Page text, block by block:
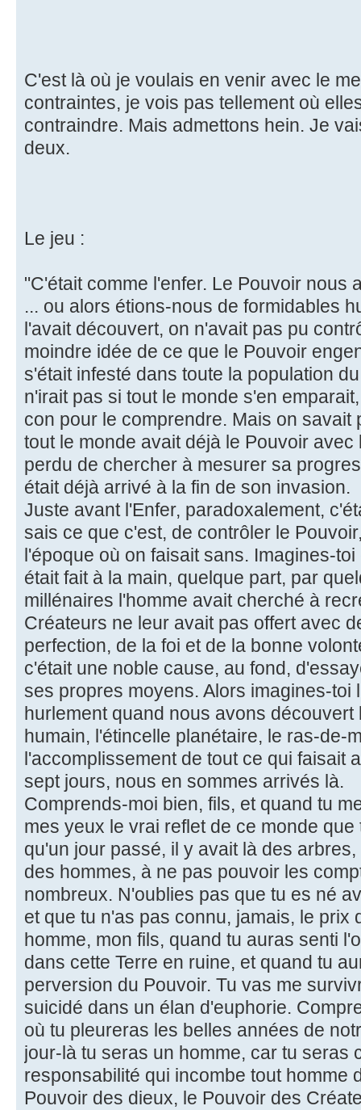
C'est là où je voulais en venir avec le
contraintes, je vois pas tellement où
contraindre. Mais admettons hein. Je
deux.
Le jeu :
"C'était comme l'enfer. Le Pouvoir nous
... ou alors étions-nous de formidables
l'avait découvert, on n'avait pas pu
moindre idée de ce que le Pouvoir
s'était infesté dans toute la population
n'irait pas si tout le monde s'en
con pour le comprendre. Mais on savait
tout le monde avait déjà le Pouvoir avec
perdu de chercher à mesurer sa
était déjà arrivé à la fin de son invasion.
Juste avant l'Enfer, paradoxalement,
sais ce que c'est, de contrôler le
l'époque où on faisait sans. Imagines-
était fait à la main, quelque part, par
millénaires l'homme avait cherché à
Créateurs ne leur avait pas offert avec
perfection, de la foi et de la bonne
c'était une noble cause, au fond,
ses propres moyens. Alors imagines-toi
hurlement quand nous avons
humain, l'étincelle planétaire, le ras-de-
l'accomplissement de tout ce qui faisait
sept jours, nous en sommes arrivés là.
Comprends-moi bien, fils, et quand tu
mes yeux le vrai reflet de ce monde
qu'un jour passé, il y avait là des
des hommes, à ne pas pouvoir les
nombreux. N'oublies pas que tu es né
et que tu n'as pas connu, jamais, le prix
homme, mon fils, quand tu auras senti
dans cette Terre en ruine, et quand tu
perversion du Pouvoir. Tu vas me
suicidé dans un élan d'euphorie.
où tu pleureras les belles années de
jour-là tu seras un homme, car tu seras
responsabilité qui incombe tout homme
Pouvoir des dieux, le Pouvoir des